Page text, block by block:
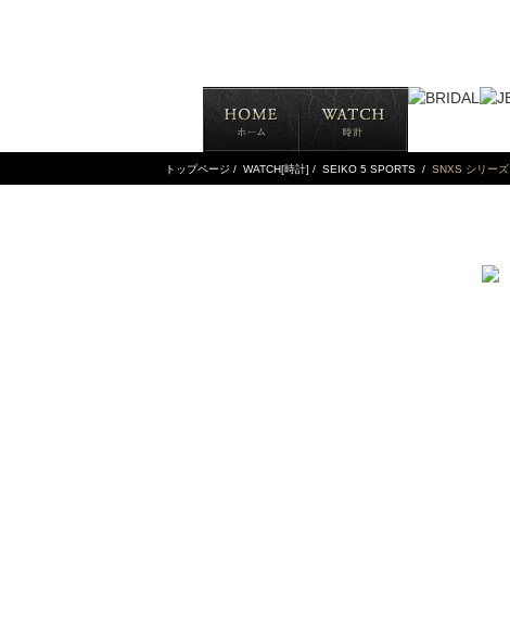
トップページ / WATCH[時計] / SEIKO 5 SPORTS / SNXS シリーズ